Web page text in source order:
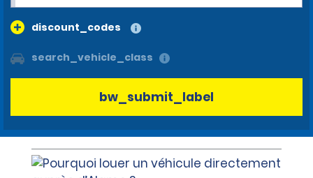
discount_codes
search_vehicle_class
bw_submit_label